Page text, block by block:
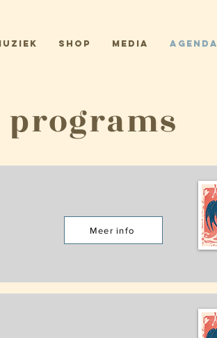
Shop Media Agenda
programs
Meer info